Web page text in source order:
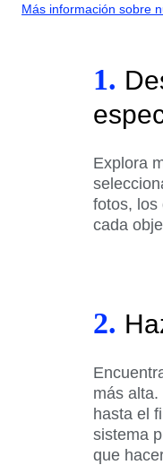
Más información sobre
1.
Explora
fotos, los
cada
2.
más
hasta el
sistema
que